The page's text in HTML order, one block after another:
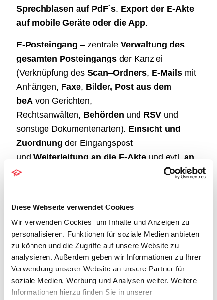
Diese Webseite verwendet Cookies
Wir verwenden Cookies, um Inhalte und Anzeigen zu
personalisieren, Funktionen für soziale Medien anbieten
zu können und die Zugriffe auf unsere Website zu
analysieren. Außerdem geben wir Informationen zu Ihrer
Verwendung unserer Website an unsere Partner für
soziale Medien, Werbung und Analysen weiter. Weitere
Informationen hierzu finden Sie in unserer
Sprechblasen auf PdF´s. Export der E-Akte
auf mobile Geräte oder die App.
E-Posteingang – zentrale Verwaltung des
gesamten Posteingangsder Kanzlei
(Verknüpfung des Scan–Ordners, E-Mailsmit
Anhängen, Faxe, Bilder, Post aus dem
beAvon Gerichten,
Rechtsanwälten, Behörden und RSVund
sonstige Dokumentenarten). Einsicht und
Zuordnung der Eingangspost
und Weiterleitung an die E-Akteund evtl. an
den entsprechenden Postkorb
Postkorb überVerfügungen und Notizen
Dokument; Abarbeiten einer
Verfügungsliste.Versand von E-Mails aus der
E-Akte oder dem Postkorb.
A-Postfach:Übergabe der elektronischen
Ausgangspost an Gerichte, Rechtsanwälte,